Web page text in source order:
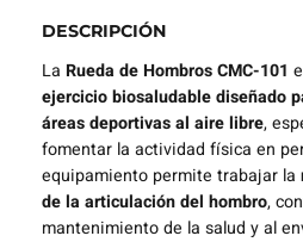
DESCRIPCIÓN
La Rueda de Hombros CMC-101
ejercicio biosaludable diseñado
áreas deportivas al aire libre,
fomentar la actividad física en
equipamiento permite trabajar la
de la articulación del hombro,
mantenimiento de la salud y al